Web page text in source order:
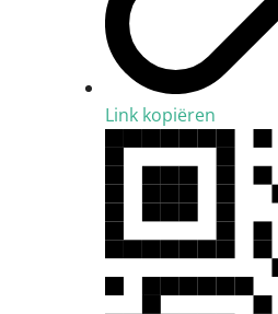
Link kopiëren